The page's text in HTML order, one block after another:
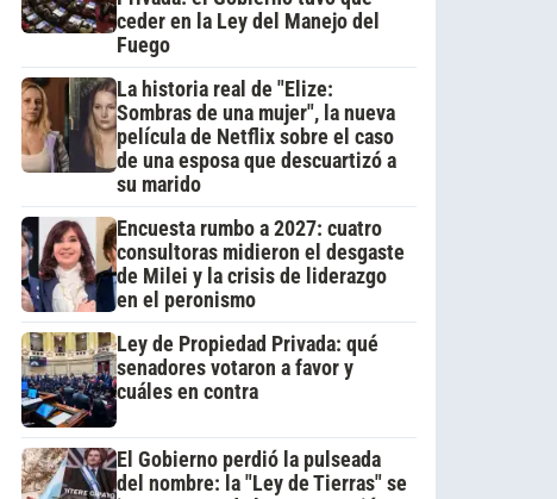
ceder en la Ley del Manejo del
Fuego
La historia real de "Elize:
Sombras de una mujer", la nueva
película de Netflix sobre el caso
de una esposa que descuartizó a
su marido
Encuesta rumbo a 2027: cuatro
consultoras midieron el desgaste
de Milei y la crisis de liderazgo
en el peronismo
Ley de Propiedad Privada: qué
senadores votaron a favor y
cuáles en contra
El Gobierno perdió la pulseada
del nombre: la "Ley de Tierras" se